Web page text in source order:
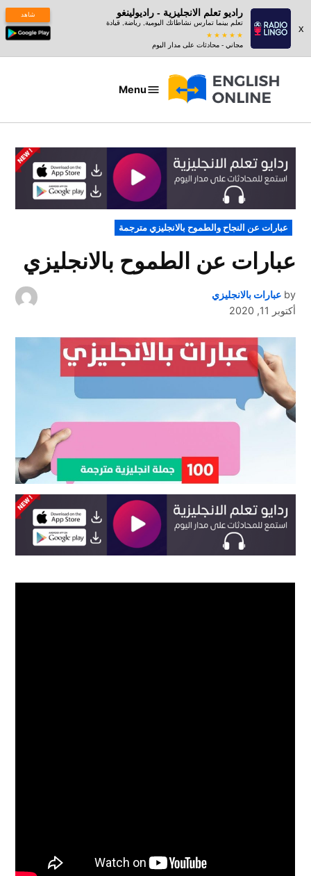
x
راديو تعلم الانجليزية - راديولينغو
تعلم بينما تمارس نشاطاتك اليومية, رياضة, قيادة
مجاني - محادثات على مدار اليوم
شاهد
عبارات
Menu
POSTED
IN
عبارات عن النجاح والطموح بالانجليزي مترجمة
عبارات عن الطموح بالانجليزي
by عبارات بالانجليزي
أكتوبر 11, 2020